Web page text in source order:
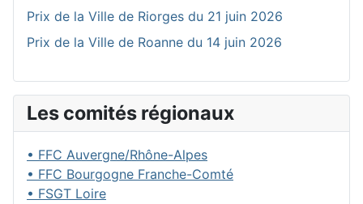
Prix de la Ville de Riorges du 21 juin 2026
Prix de la Ville de Roanne du 14 juin 2026
Les comités régionaux
• FFC Auvergne/Rhône-Alpes
• FFC Bourgogne Franche-Comté
• FSGT Loire